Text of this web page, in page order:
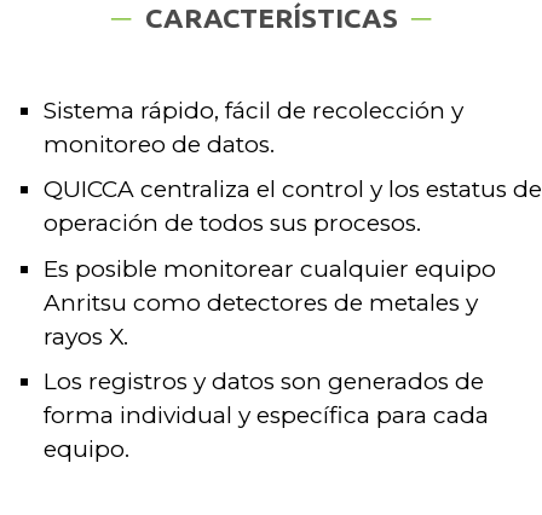
CARACTERÍSTICAS
Sistema rápido, fácil de recolección y
monitoreo de datos.
QUICCA centraliza el control y los estatus de
operación de todos sus procesos.
Es posible monitorear cualquier equipo
Anritsu como detectores de metales y
rayos X.
Los registros y datos son generados de
forma individual y específica para cada
equipo.